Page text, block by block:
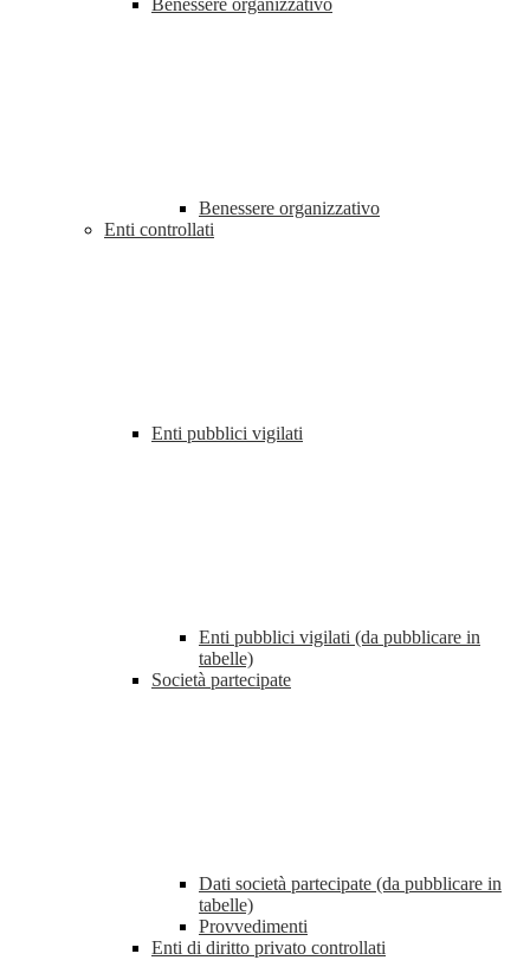
Benessere organizzativo
Benessere organizzativo
Enti controllati
Enti pubblici vigilati
Enti pubblici vigilati (da pubblicare in
tabelle)
Società partecipate
Dati società partecipate (da pubblicare in
tabelle)
Provvedimenti
Enti di diritto privato controllati